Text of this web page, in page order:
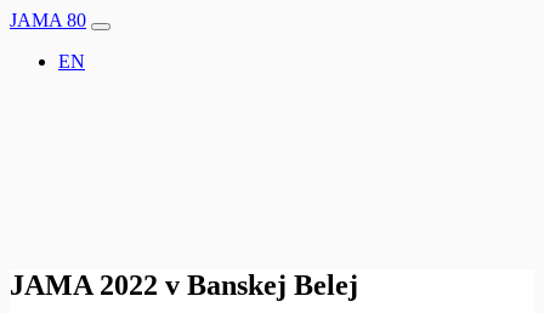
JAMA 80
navigácia
EN
JAMA 2022 v Banskej Belej